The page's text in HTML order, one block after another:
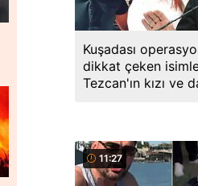
Kuşadası
dikkat çeken
Tezcan'ın kızı ve
11:27